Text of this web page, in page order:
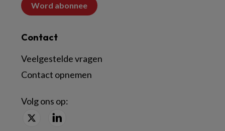
Word abonnee
Contact
Veelgestelde vragen
Contact opnemen
Volg ons op: